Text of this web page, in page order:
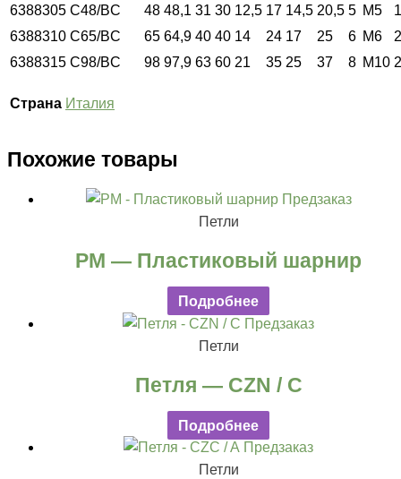
6388305 C48/BC 48 48,1 31 30 12,5 17 14,5 20,5 5 M5
6388310 C65/BC 65 64,9 40 40 14 24 17 25 6 M6
6388315 C98/BC 98 97,9 63 60 21 35 25 37 8 M10
Страна Италия
Похожие товары
Предзаказ
Петли
PM — Пластиковый шарнир
Подробнее
Предзаказ
Петли
Петля — CZN / C
Подробнее
Предзаказ
Петли